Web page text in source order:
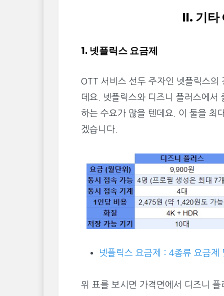
II. 기타
1. 넷플릭스 요금제
OTT 서비스 선두 주자인 넷플릭스의
데요. 넷플릭스와 디즈니 플러스에서
하는 수요가 많을 텐데요. 이 둘을 최
겠습니다.
넷플릭스 요금제 : 4종류 요금제
위 표를 보시면 가격면에서 디즈니